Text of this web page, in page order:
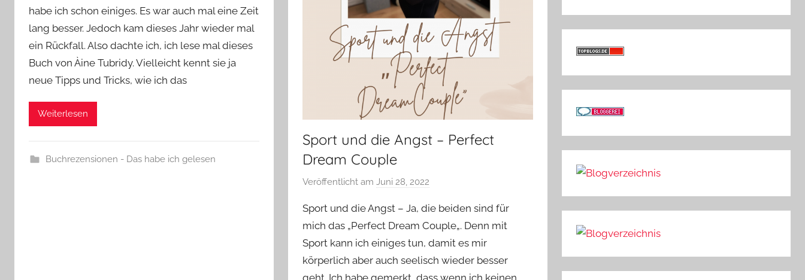
n
habe ich schon einiges. Es war auch mal eine Zeit
lang besser. Jedoch kam dieses Jahr wieder mal
ein Rückfall. Also dachte ich, ich lese mal dieses
Buch von Àine Tubridy. Vielleicht kennt sie ja
neue Tipps und Tricks, wie ich das
Weiterlesen
Buchrezensionen - Das habe ich gelesen
Sport und die Angst – Perfect
Dream Couple
Veröffentlicht amJuni 28, 2022
n
Y
v
o
n
Sport und die Angst – Ja, die beiden sind für
mich das „Perfect Dream Couple„. Denn mit
Sport kann ich einiges tun, damit es mir
körperlich aber auch seelisch wieder besser
geht. Ich habe gemerkt, dass wenn ich keinen